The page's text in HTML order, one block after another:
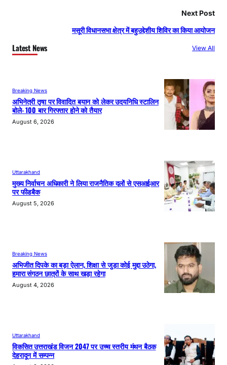
Next Post
मसूरी विधानसभा क्षेत्र में बहुउद्देशीय शिविर का किया आयोजन
Latest News View All
Breaking News
अभिनेत्री तृषा पर विवादित बयान को लेकर उदयनिधि स्टालिन
बोले- 100 बार गिरफ्तार होने को तैयार
August 6, 2026
Uttarakhand
मुख्य निर्वाचन अधिकारी ने लिया राजनैतिक दलों से एसआईआर
पर फीडबैक
August 5, 2026
Breaking News
अभिजीत दिपके का बड़ा ऐलान, शिक्षा से जुड़ा कोई मुद्दा उठेगा,
हमारा संगठन छात्रों के साथ खड़ा रहेगा
August 4, 2026
Uttarakhand
विकसित उत्तराखंड विजन 2047 पर उच्च स्तरीय मंथन बैठक
देहरादून में सम्पन्न